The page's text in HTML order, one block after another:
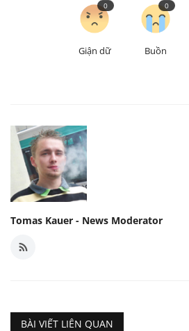
Giận dữ
0
Buồn
0
Tomas Kauer - News Moderator
BÀI VIẾT LIÊN QUAN